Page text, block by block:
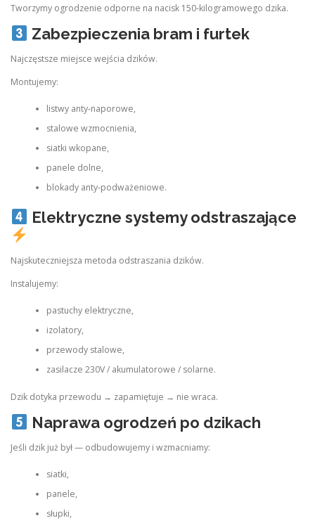
Tworzymy ogrodzenie odporne na nacisk 150‑kilogramowego dzika.
Zabezpieczenia bram i furtek
Najczęstsze miejsce wejścia dzików.
Montujemy:
listwy anty‑naporowe,
stalowe wzmocnienia,
siatki wkopane,
panele dolne,
blokady anty‑podważeniowe.
Elektryczne systemy odstraszające
Najskuteczniejsza metoda odstraszania dzików.
Instalujemy:
pastuchy elektryczne,
izolatory,
przewody stalowe,
zasilacze 230V / akumulatorowe / solarne.
Dzik dotyka przewodu → zapamiętuje → nie wraca.
Naprawa ogrodzeń po dzikach
Jeśli dzik już był — odbudowujemy i wzmacniamy:
siatki,
panele,
słupki,